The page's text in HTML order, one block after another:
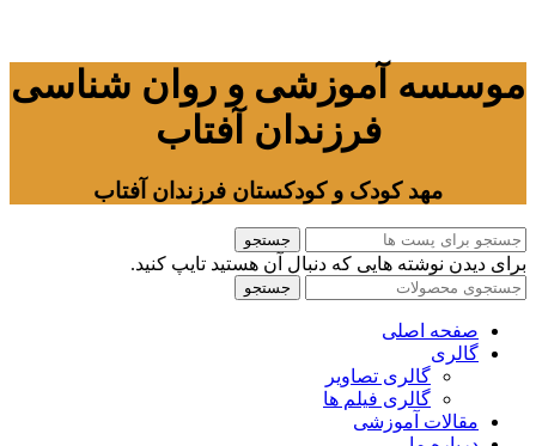
موسسه آموزشی و روان شناسی
فرزندان آفتاب
مهد کودک و کودکستان فرزندان آفتاب
جستجو
برای دیدن نوشته هایی که دنبال آن هستید تایپ کنید.
جستجو
صفحه اصلی
گالری
گالری تصاویر
گالری فیلم ها
مقالات آموزشی